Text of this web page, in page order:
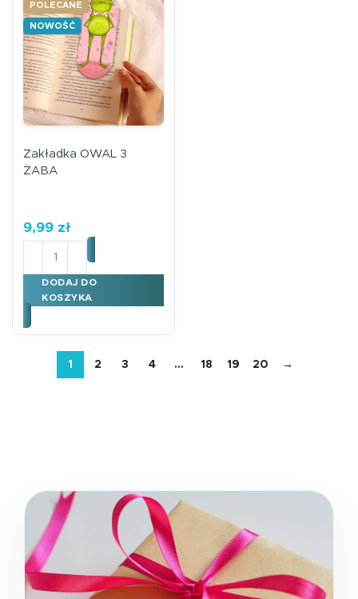
POLECANE
NOWOŚĆ
Zakładka OWAL 3
ŻABA
9,99 zł
ilość Zakładka OWAL 3 ŻABA
DODAJ DO
KOSZYKA
1 2 3 4 … 18 19 20 →